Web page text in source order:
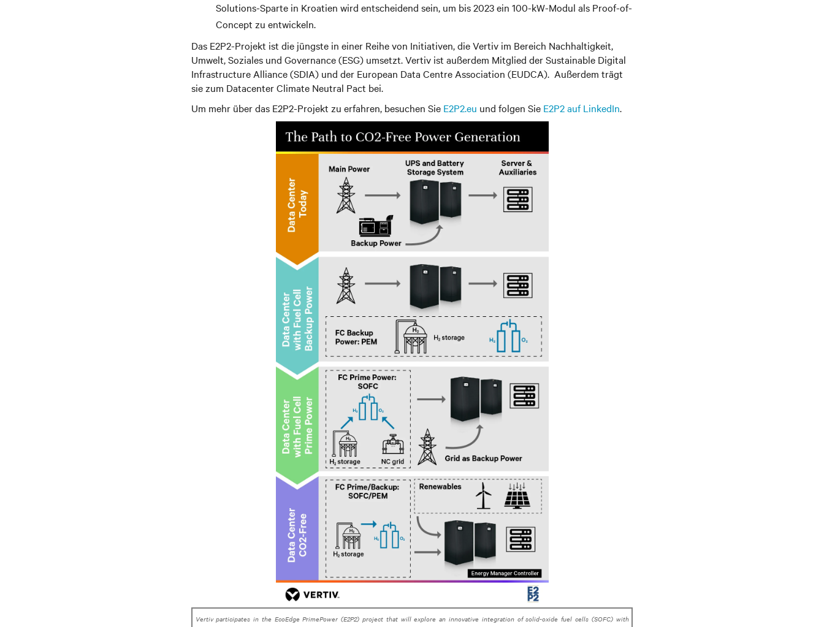
Solutions-Sparte in Kroatien wird entscheidend sein, um bis 2023 ein 100-kW-Modul als Proof-of-
Concept zu entwickeln.
Das E2P2-Projekt ist die jüngste in einer Reihe von Initiativen, die Vertiv im Bereich Nachhaltigkeit,
Umwelt, Soziales und Governance (ESG) umsetzt. Vertiv ist außerdem Mitglied der Sustainable Digital
Infrastructure Alliance (SDIA) und der European Data Centre Association (EUDCA). Außerdem trägt
sie zum Datacenter Climate Neutral Pact bei.
Um mehr über das E2P2-Projekt zu erfahren, besuchen Sie E2P2.eu und folgen Sie E2P2 auf LinkedIn.
Vertiv participates in the EcoEdge PrimePower (E2P2) project that will explore an innovative integration of solid-oxide fuel cells (SOFC) with